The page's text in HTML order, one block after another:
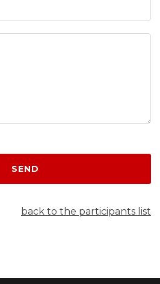
SEND
back to the participants list